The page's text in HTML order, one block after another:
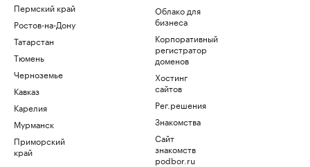
Пермский край
Ростов-на-Дону
Татарстан
Тюмень
Черноземье
Кавказ
Карелия
Мурманск
Приморский
край
Облако для
бизнеса
Корпоративный
регистратор
доменов
Хостинг
сайтов
Рег.решения
Знакомства
Сайт
знакомств
podbor.ru